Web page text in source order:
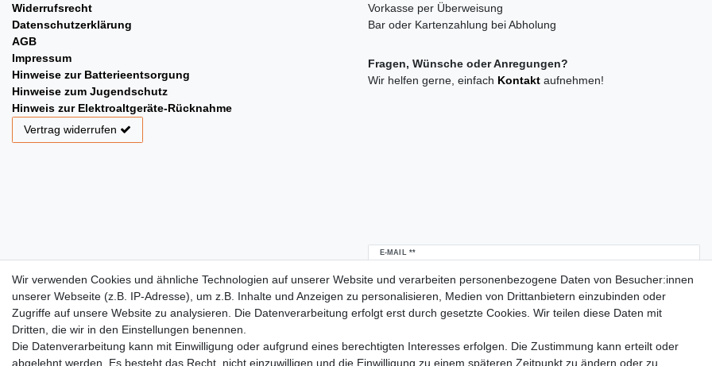
Widerrufsrecht
Datenschutzerklärung
AGB
Impressum
Hinweise zur Batterieentsorgung
Hinweise zum Jugendschutz
Hinweis zur Elektroaltgeräte-Rücknahme
Vertrag widerrufen
Vorkasse per Überweisung
Bar oder Kartenzahlung bei Abholung
Fragen, Wünsche oder Anregungen?
Wir helfen gerne, einfach Kontakt aufnehmen!
E-MAIL **
Newsletter
Hiermit bestätige ich, dass ich dieDaten­schutz­erklärunggelesen habe.
Meine Einwilligung kann ich jederzeit widerrufen.**
Abonnieren
Wir verwenden Cookies und ähnliche Technologien auf unserer Website und verarbeiten personenbezogene Daten von Besucher:innen
unserer Webseite (z.B. IP-Adresse), um z.B. Inhalte und Anzeigen zu personalisieren, Medien von Drittanbietern einzubinden oder
Zugriffe auf unsere Website zu analysieren. Die Datenverarbeitung erfolgt erst durch gesetzte Cookies. Wir teilen diese Daten mit
Dritten, die wir in den Einstellungen benennen.
Die Datenverarbeitung kann mit Einwilligung oder aufgrund eines berechtigten Interesses erfolgen. Die Zustimmung kann erteilt oder
abgelehnt werden. Es besteht das Recht, nicht einzuwilligen und die Einwilligung zu einem späteren Zeitpunkt zu ändern oder zu